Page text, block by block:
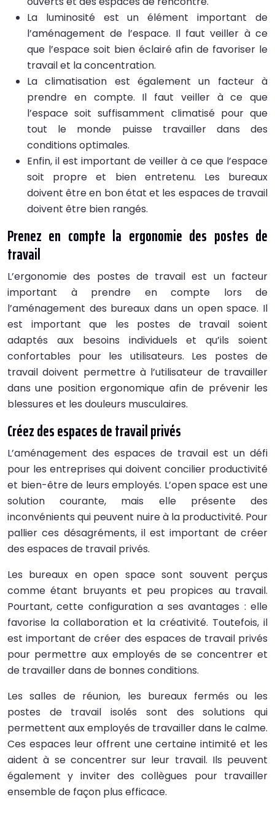
La luminosité est un élément important de
l’aménagement de l’espace. Il faut veiller à ce
que l’espace soit bien éclairé afin de favoriser le
travail et la concentration.
La climatisation est également un facteur à
prendre en compte. Il faut veiller à ce que
l’espace soit suffisamment climatisé pour que
tout le monde puisse travailler dans des
conditions optimales.
Enfin, il est important de veiller à ce que l’espace
soit propre et bien entretenu. Les bureaux
doivent être en bon état et les espaces de travail
doivent être bien rangés.
Prenez en compte la ergonomie des postes de
travail
L’ergonomie des postes de travail est un facteur
important à prendre en compte lors de
l’aménagement des bureaux dans un open space. Il
est important que les postes de travail soient
adaptés aux besoins individuels et qu’ils soient
confortables pour les utilisateurs. Les postes de
travail doivent permettre à l’utilisateur de travailler
dans une position ergonomique afin de prévenir les
blessures et les douleurs musculaires.
Créez des espaces de travail privés
L’aménagement des espaces de travail est un défi
pour les entreprises qui doivent concilier productivité
et bien-être de leurs employés. L’open space est une
solution courante, mais elle présente des
inconvénients qui peuvent nuire à la productivité. Pour
pallier ces désagréments, il est important de créer
des espaces de travail privés.
Les bureaux en open space sont souvent perçus
comme étant bruyants et peu propices au travail.
Pourtant, cette configuration a ses avantages : elle
favorise la collaboration et la créativité. Toutefois, il
est important de créer des espaces de travail privés
pour permettre aux employés de se concentrer et
de travailler dans de bonnes conditions.
Les salles de réunion, les bureaux fermés ou les
postes de travail isolés sont des solutions qui
permettent aux employés de travailler dans le calme.
Ces espaces leur offrent une certaine intimité et les
aident à se concentrer sur leur travail. Ils peuvent
également y inviter des collègues pour travailler
ensemble de façon plus efficace.